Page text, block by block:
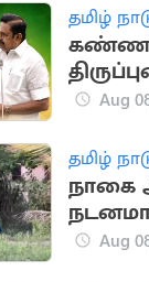
தமிழ்
வண்டி
கலாய்
Aug
தமிழ்
நாகை
Aug